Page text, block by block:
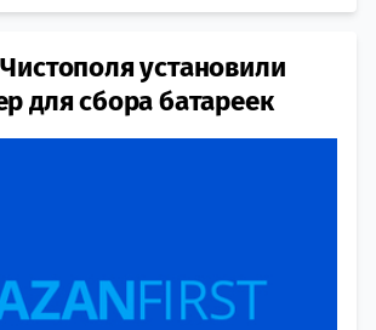
установили
для сбора батареек